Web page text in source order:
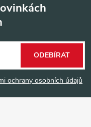
ochrany osobních údajů
ODEBÍRAT